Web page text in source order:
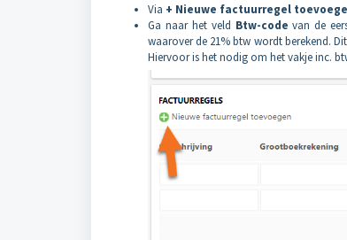
Via + Nieuwe factuurregel
Ga naar het veld Btw-code van de
waarover de 21% btw wordt berekend.
Hiervoor is het nodig om het vakje inc.